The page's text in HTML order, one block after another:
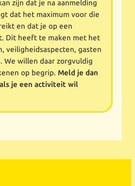
zijn dat je na aanmelding
dat het maximum voor die
en dat je op een
Dit heeft te maken met het
veiligheidsaspecten, gasten
We willen daar zorgvuldig
op begrip. Meld je dan
je een activiteit wil